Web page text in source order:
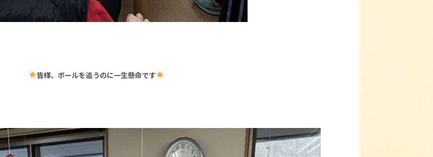
皆様、ボールを追うのに一生懸命です